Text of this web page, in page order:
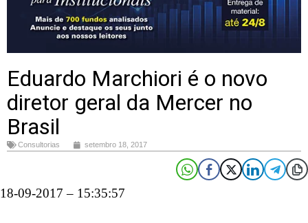
Eduardo Marchiori é o novo
diretor geral da Mercer no
Brasil
Consultorias setembro 18, 2017
18-09-2017 – 15:35:57